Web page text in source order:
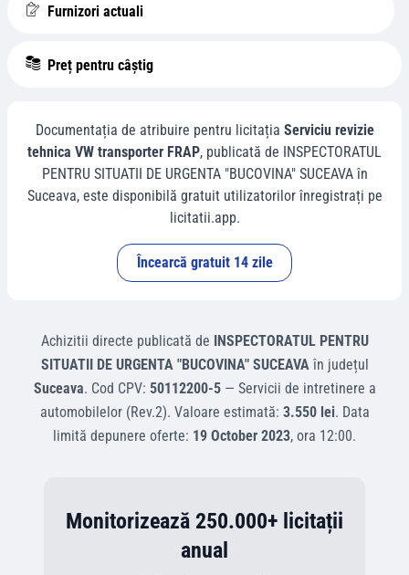
Furnizori actuali
Preț pentru câștig
Documentația de atribuire pentru licitația Serviciu revizie
tehnica VW transporter FRAP, publicată de INSPECTORATUL
PENTRU SITUATII DE URGENTA "BUCOVINA" SUCEAVAîn
Suceava, este disponibilă gratuit utilizatorilor înregistrați pe
licitatii.app.
Încearcă gratuit 14 zile
Achizitii directe publicată de INSPECTORATUL PENTRU
SITUATII DE URGENTA "BUCOVINA" SUCEAVAîn județul
Suceava. Cod CPV: 50112200-5— Servicii de intretinere a
automobilelor (Rev.2). Valoare estimată: 3.550 lei. Data
limită depunere oferte: 19 October 2023, ora 12:00.
Monitorizează 250.000+ licitații
anual